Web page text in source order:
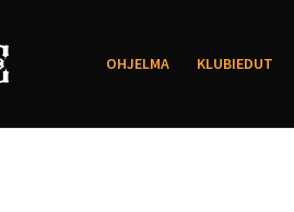
OHJELMA KLUBIEDUT